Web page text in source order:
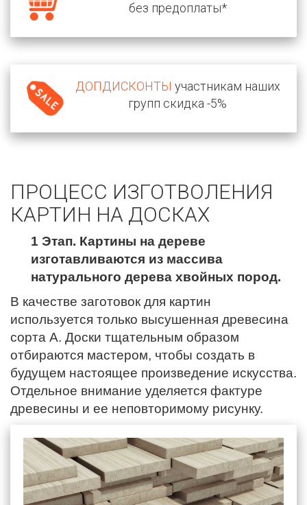
без предоплаты*
ДОПДИСКОНТЫ участникам наших
групп скидка -5%
ПРОЦЕСС ИЗГОТВОЛЕНИЯ
КАРТИН НА ДОСКАХ
1 Этап. Картины на дереве
изготавливаются из массива
натурального дерева хвойных пород.
В качестве заготовок для картин
используется только высушенная древесина
сорта А. Доски тщательным образом
отбираются мастером, чтобы создать в
будущем настоящее произведение искусства.
Отдельное внимание уделяется фактуре
древесины и ее неповторимому рисунку.